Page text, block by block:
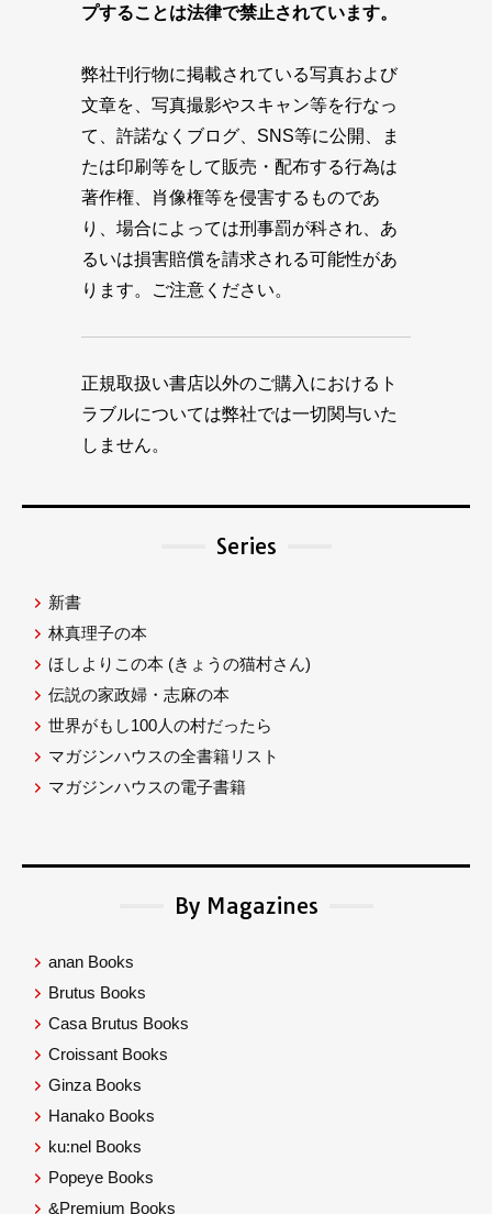
プすることは法律で禁止されています。
弊社刊行物に掲載されている写真および
文章を、写真撮影やスキャン等を行なっ
て、許諾なくブログ、SNS等に公開、ま
たは印刷等をして販売・配布する行為は
著作権、肖像権等を侵害するものであ
り、場合によっては刑事罰が科され、あ
るいは損害賠償を請求される可能性があ
ります。ご注意ください。
正規取扱い書店以外のご購入におけるト
ラブルについては弊社では一切関与いた
しません。
Series
新書
林真理子の本
ほしよりこの本 (きょうの猫村さん)
伝説の家政婦・志麻の本
世界がもし100人の村だったら
マガジンハウスの全書籍リスト
マガジンハウスの電子書籍
By Magazines
anan Books
Brutus Books
Casa Brutus Books
Croissant Books
Ginza Books
Hanako Books
ku:nel Books
Popeye Books
&Premium Books